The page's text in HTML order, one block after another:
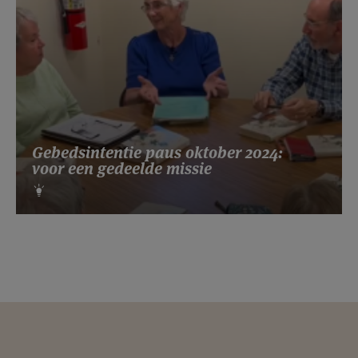
Gebedsintentie paus oktober 2024:
voor een gedeelde missie